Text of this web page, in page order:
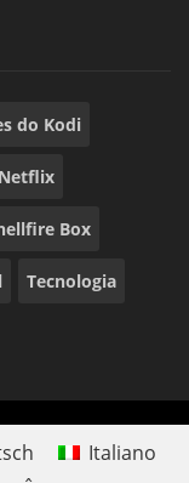
do Kodi
Netflix
Box
Tecnologia
Italiano